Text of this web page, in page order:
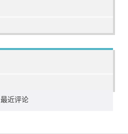
最近评论